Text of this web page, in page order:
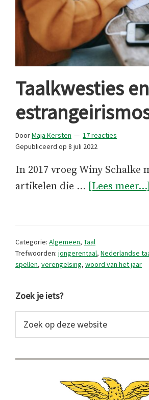
Taalkwesties en
DoorMaja Kersten
17 reacties
Gepubliceerd op 8 juli 2022
In 2017 vroeg Winy Schalke
artikelen die … [Lees
Categorie: Algemeen, Taal
Trefwoorden: jongerentaal, Nederlandse
spellen, verengelsing, woord van het jaar
Primaire
Sidebar
Zoek je iets?
op
website